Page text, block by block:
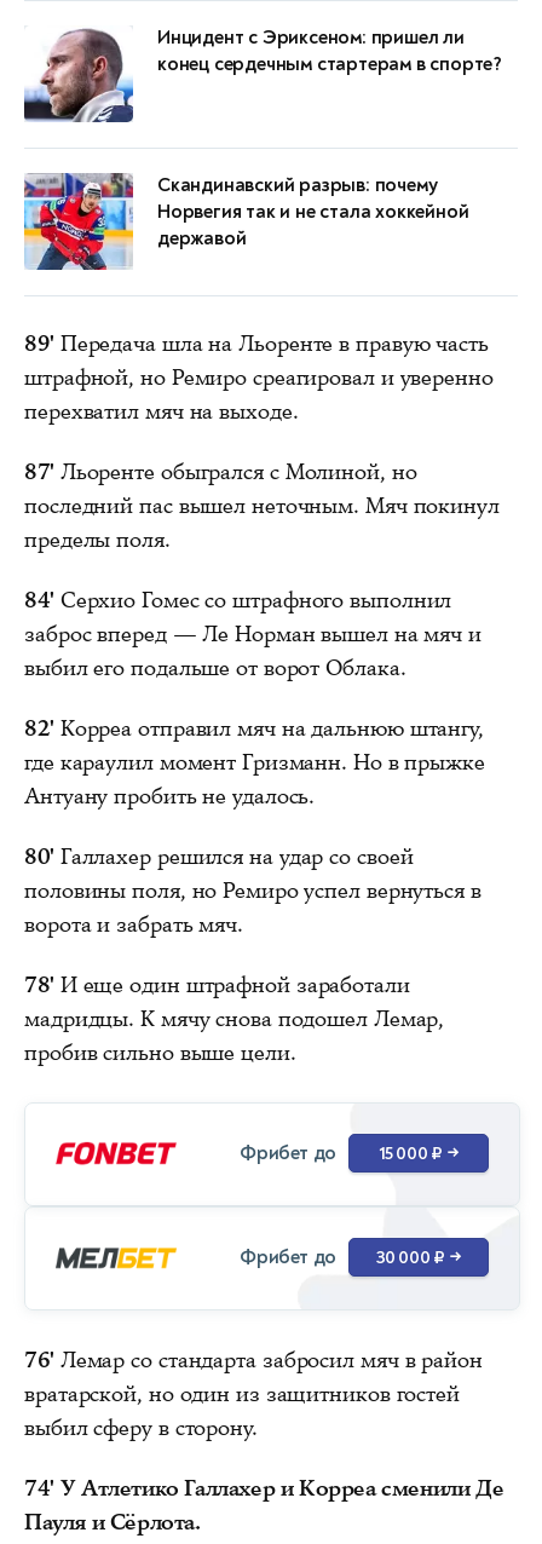
Инцидент с Эриксеном: пришел ли
конец сердечным стартерам в спорте?
Скандинавский разрыв: почему
Норвегия так и не стала хоккейной
державой
89' Передача шла на Льоренте в правую часть
штрафной, но Ремиро среагировал и уверенно
перехватил мяч на выходе.
87' Льоренте обыгрался с Молиной, но
последний пас вышел неточным. Мяч покинул
пределы поля.
84' Серхио Гомес со штрафного выполнил
заброс вперед — Ле Норман вышел на мяч и
выбил его подальше от ворот Облака.
82' Корреа отправил мяч на дальнюю штангу,
где караулил момент Гризманн. Но в прыжке
Антуану пробить не удалось.
80' Галлахер решился на удар со своей
половины поля, но Ремиро успел вернуться в
ворота и забрать мяч.
78' И еще один штрафной заработали
мадридцы. К мячу снова подошел Лемар,
пробив сильно выше цели.
Фрибет до 15 000 ₽ →
Фрибет до 30 000 ₽ →
76' Лемар со стандарта забросил мяч в район
вратарской, но один из защитников гостей
выбил сферу в сторону.
74' У Атлетико Галлахер и Корреа сменили Де
Пауля и Сёрлота.